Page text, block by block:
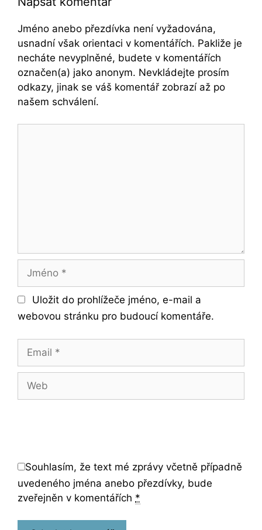
Jméno anebo přezdívka není vyžadována,
usnadní však orientaci v komentářích. Pakliže je
necháte nevyplněné, budete v komentářích
označen(a) jako anonym. Nevkládejte prosím
odkazy, jinak se váš komentář zobrazí až po
našem schválení.
Jméno
Uložit do prohlížeče jméno, e-mail a
webovou stránku pro budoucí komentáře.
Email
Web
Souhlasím, že text mé zprávy včetně případně
uvedeného jména anebo přezdívky, bude
zveřejněn v komentářích *